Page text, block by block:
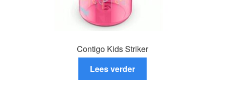
Contigo Kids Striker
Lees verder